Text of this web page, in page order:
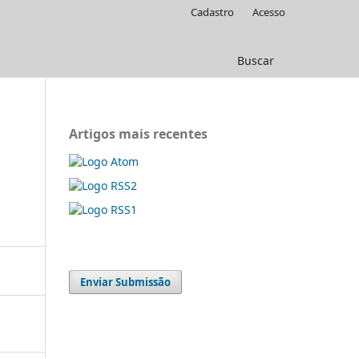
Buscar
Cadastro Acesso
Artigos mais recentes
Enviar Submissão